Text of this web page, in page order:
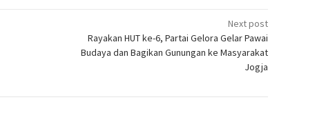
Next post
Rayakan HUT ke-6, Partai Gelora Gelar Pawai
Budaya dan Bagikan Gunungan ke Masyarakat
Jogja